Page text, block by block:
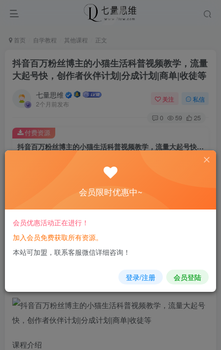
首页 自学教程 其他课程 正文
抖音百万粉丝博主的小猫生活科普视频教学，流量
大起号快，创作者伙伴计划|分成计划|商单|收徒等
七量思维
2个月前发布
关注 私信
0 59 25
抖音百万粉丝博主的小猫生活科普视频教学，流量大起号快，创作者伙伴计划|分成计划|商单|收徒等
8.8
免费
您当前未登录！建议登陆后购买，可保存购买订单
付费资源
快，创作者伙伴计划|分成计划|商单|收徒等
课程介绍
会员限时优惠中~
会员优惠活动正在进行！
加入会员免费获取所有资源。
本站可加盟，联系客服微信详细咨询！
登录/注册 会员登陆